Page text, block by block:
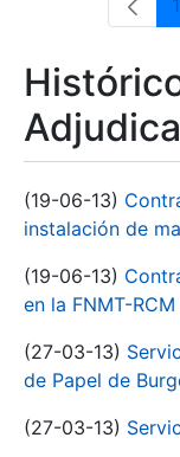
1
(19-06-13)
instalación de
(19-06-13)
en la FNMT-RCM
(27-03-13)
de Papel de
(27-03-13)